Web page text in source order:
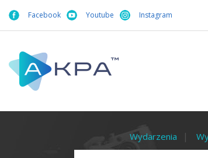
Facebook Youtube Instagram
Wydarzenia